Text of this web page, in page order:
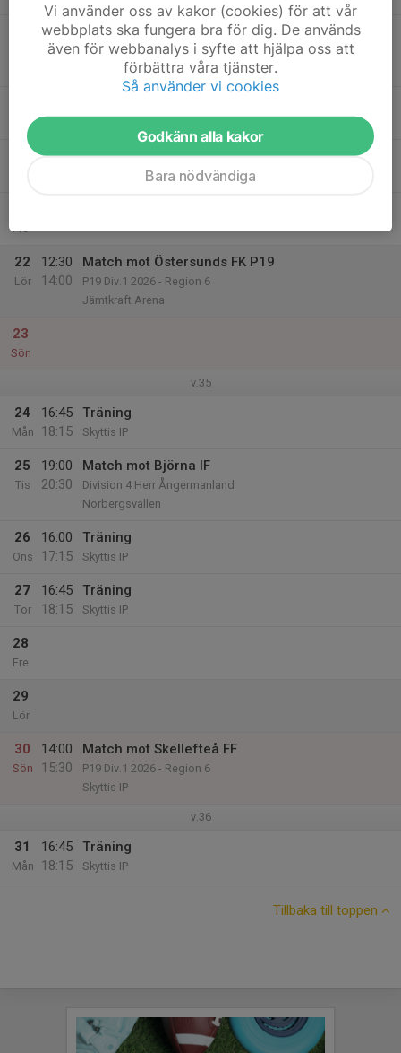
19:00
20:30
Match mot Junsele IF
Division 4 Herr Ångermanland
Skyttis IP
Ons
17:15
16:45
Träning
Fre
22
Lör
12:30
14:00
Match mot Östersunds FK P19
P19 Div.1 2026 - Region 6
Jämtkraft Arena
23
Sön
v.35
24
Mån
16:45
18:15
Träning
Skyttis IP
25
Tis
19:00
20:30
Match mot Björna IF
Division 4 Herr Ångermanland
Norbergsvallen
26
Ons
16:00
17:15
Träning
Skyttis IP
27
Tor
16:45
18:15
Träning
Skyttis IP
28
Fre
29
Lör
30
Sön
14:00
15:30
Match mot Skellefteå FF
P19 Div.1 2026 - Region 6
Skyttis IP
v.36
31
Mån
16:45
18:15
Träning
Skyttis IP
Tillbaka till toppen
Vi använder oss av kakor (cookies) för att vår
webbplats ska fungera bra för dig. De används
även för webbanalys i syfte att hjälpa oss att
förbättra våra tjänster.
Så använder vi cookies
Godkänn alla kakor
Bara nödvändiga